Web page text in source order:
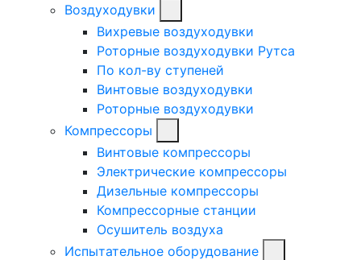
Воздуходувки
Вихревые воздуходувки
Роторные воздуходувки Рутса
По кол-ву ступеней
Винтовые воздуходувки
Роторные воздуходувки
Компрессоры
Винтовые компрессоры
Электрические компрессоры
Дизельные компрессоры
Компрессорные станции
Осушитель воздуха
Испытательное оборудование